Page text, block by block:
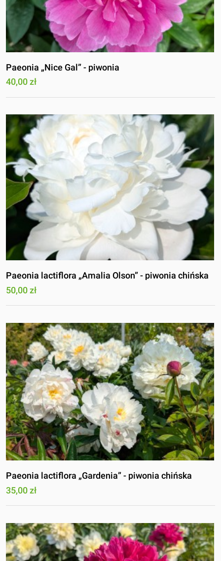
Paeonia „Nice Gal” - piwonia
40,00 zł
Paeonia lactiflora „Amalia Olson” - piwonia chińska
50,00 zł
Paeonia lactiflora „Gardenia” - piwonia chińska
35,00 zł